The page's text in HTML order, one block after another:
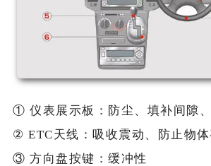
① 仪表展示板：防尘、填补间隙
② ETC天线：吸收震动、防止物
③ 方向盘按键：缓冲性